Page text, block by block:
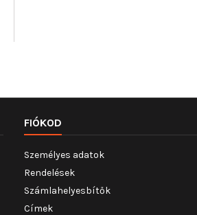
FIÓKOD
Személyes adatok
Rendelések
Számlahelyesbítők
Címek